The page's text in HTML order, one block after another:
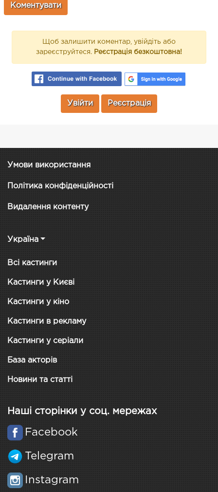
Щоб залишити коментар, увійдіть або
зареєструйтеся. Реєстрація безкоштовна!
Увійти Реєстрація
Умови використання
Політика конфіденційності
Видалення контенту
Україна
Всі кастинги
Кастинги у Києві
Кастинги у кіно
Кастинги в рекламу
Кастинги у серіали
База акторів
Новини та статті
Наші сторінки у соц. мережах
Facebook
Telegram
Instagram